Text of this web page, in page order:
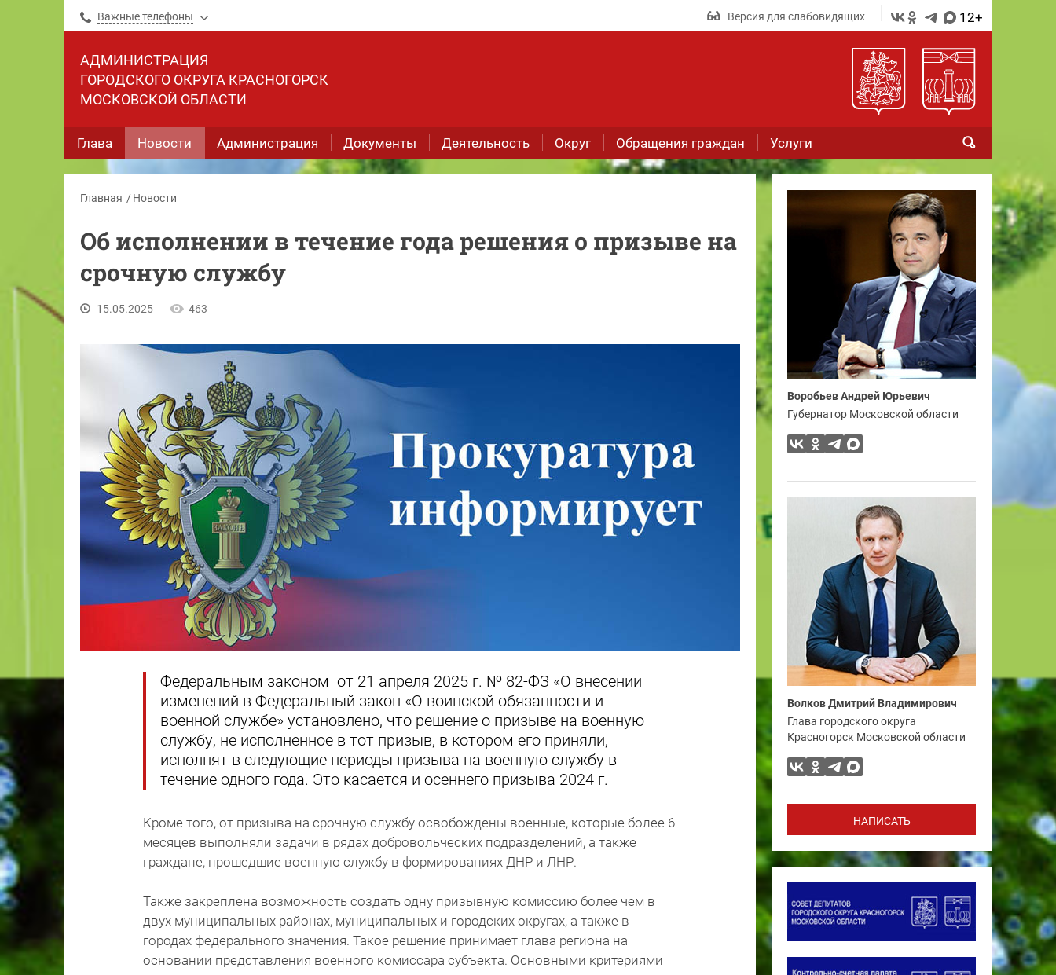
Важные телефоны Версия для слабовидящих 12+
АДМИНИСТРАЦИЯ
ГОРОДСКОГО ОКРУГА КРАСНОГОРСК
МОСКОВСКОЙ ОБЛАСТИ
Глава Новости Администрация Документы Деятельность Округ Обращения граждан Услуги
Главная Новости
Об исполнении в течение года решения о призыве на
срочную службу
15.05.2025 463
Федеральным законом от 21 апреля 2025 г. № 82-ФЗ «О внесении
изменений в Федеральный закон «О воинской обязанности и
военной службе» установлено, что решение о призыве на военную
службу, не исполненное в тот призыв, в котором его приняли,
исполнят в следующие периоды призыва на военную службу в
течение одного года. Это касается и осеннего призыва 2024 г.
Кроме того, от призыва на срочную службу освобождены военные, которые более 6
месяцев выполняли задачи в рядах добровольческих подразделений, а также
граждане, прошедшие военную службу в формированиях ДНР и ЛНР.
Также закреплена возможность создать одну призывную комиссию более чем в
двух муниципальных районах, муниципальных и городских округах, а также в
городах федерального значения. Такое решение принимает глава региона на
основании представления военного комиссара субъекта. Основными критериями
Воробьев Андрей Юрьевич
Губернатор Московской области
Волков Дмитрий Владимирович
Глава городского округа
Красногорск Московской области
НАПИСАТЬ